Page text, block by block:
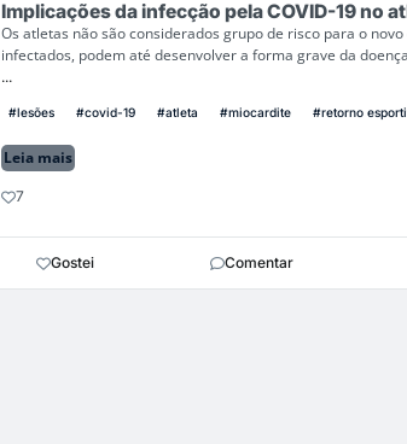
Implicações da infecção pela COVID-19 no
Os atletas não são considerados grupo de risco para o
infectados, podem até desenvolver a forma grave da
...
#lesões #covid-19 #atleta #miocardite #retorno
Leia mais
7
Gostei Comentar